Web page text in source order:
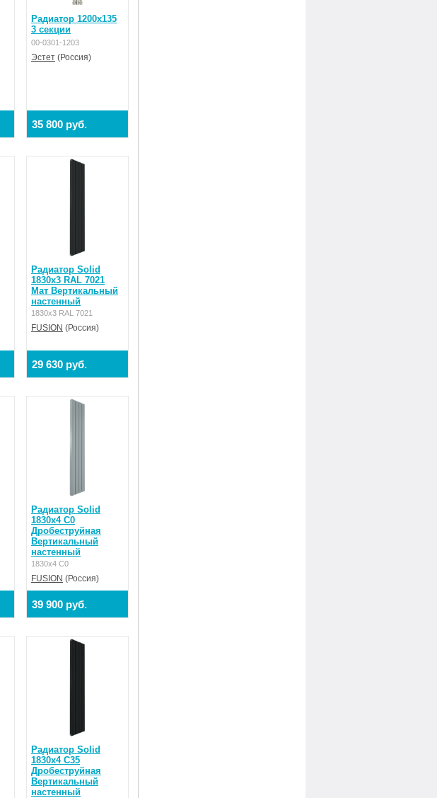
Радиатор 1200х135
3 секции
00-0301-1203
Эстет (Россия)
35 800 руб.
Радиатор Solid
1830x3 RAL 7021
Мат Вертикальный
настенный
1830x3 RAL 7021
FUSION (Россия)
29 630 руб.
Радиатор Solid
1830x4 C0
Дробеструйная
Вертикальный
настенный
1830x4 C0
FUSION (Россия)
39 900 руб.
Радиатор Solid
1830x4 C35
Дробеструйная
Вертикальный
настенный